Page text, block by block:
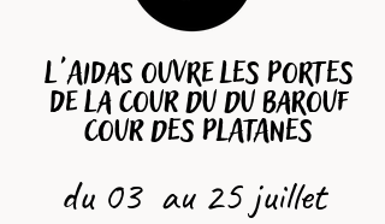
L'AIDAS ouvre lES PORTES
DE LA Cour du du Barouf
Cour des Platanes
du 03 au 25 juillet